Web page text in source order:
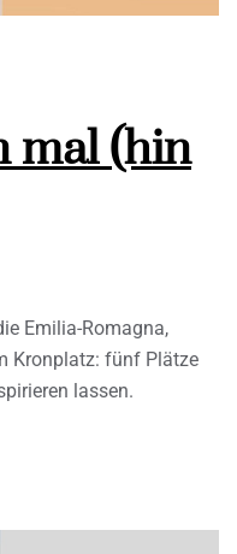
mal (hin
Emilia-Romagna,
Kronplatz: fünf Plätze
lassen.